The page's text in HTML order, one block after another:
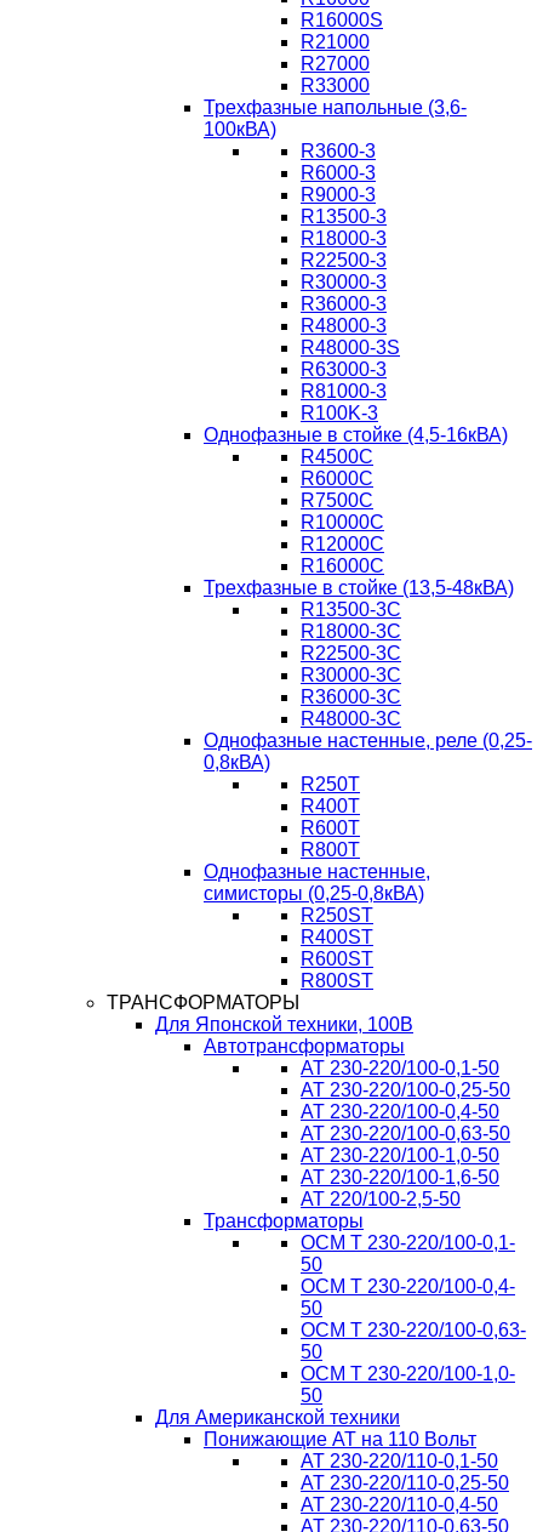
R16000S
R21000
R27000
R33000
Трехфазные напольные (3,6-
100кВА)
R3600-3
R6000-3
R9000-3
R13500-3
R18000-3
R22500-3
R30000-3
R36000-3
R48000-3
R48000-3S
R63000-3
R81000-3
R100K-3
Однофазные в стойке (4,5-16кВА)
R4500C
R6000C
R7500C
R10000C
R12000C
R16000C
Трехфазные в стойке (13,5-48кВА)
R13500-3C
R18000-3C
R22500-3C
R30000-3C
R36000-3C
R48000-3C
Однофазные настенные, реле (0,25-
0,8кВА)
R250T
R400T
R600T
R800T
Однофазные настенные,
симисторы (0,25-0,8кВА)
R250ST
R400ST
R600ST
R800ST
ТРАНСФОРМАТОРЫ
Для Японской техники, 100В
Автотрансформаторы
AT 230-220/100-0,1-50
AT 230-220/100-0,25-50
AT 230-220/100-0,4-50
AT 230-220/100-0,63-50
AT 230-220/100-1,0-50
AT 230-220/100-1,6-50
AT 220/100-2,5-50
Трансформаторы
ОСМ T 230-220/100-0,1-
50
ОСМ T 230-220/100-0,4-
50
ОСМ T 230-220/100-0,63-
50
ОСМ T 230-220/100-1,0-
50
Для Американской техники
Понижающие АТ на 110 Вольт
AT 230-220/110-0,1-50
AT 230-220/110-0,25-50
AT 230-220/110-0,4-50
AT 230-220/110-0,63-50